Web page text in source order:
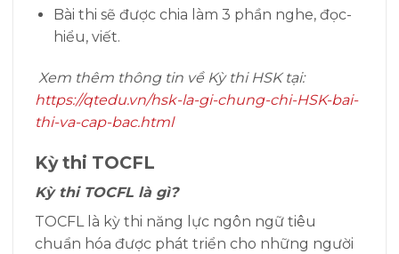
Bài thi sẽ được chia làm 3 phần nghe, đọc-
hiểu, viết.
Xem thêm thông tin về Kỳ thi HSK tại:
https://qtedu.vn/hsk-la-gi-chung-chi-HSK-bai-
thi-va-cap-bac.html
Kỳ thi TOCFL
Kỳ thi TOCFL là gì?
TOCFL là kỳ thi năng lực ngôn ngữ tiêu
chuẩn hóa được phát triển cho những người